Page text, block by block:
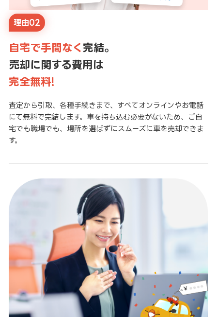
理由02
自宅で手間なく 完結。
売却に関する費用は
完全無料!
査定から引取、各種手続きまで、すべてオンラインやお電話
にて無料で完結します。車を持ち込む必要がないため、ご自
宅でも職場でも、場所を選ばずにスムーズに車を売却できま
す。